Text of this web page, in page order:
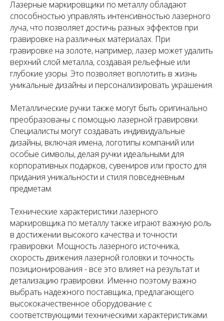
Лазерные маркировщики по металлу обладают
способностью управлять интенсивностью лазерного
луча, что позволяет достичь разных эффектов при
гравировке на различных материалах. При
гравировке на золоте, например, лазер может удалить
верхний слой металла, создавая рельефные или
глубокие узоры. Это позволяет воплотить в жизнь
уникальные дизайны и персонализировать украшения.
Металлические ручки также могут быть оригинально
преобразованы с помощью лазерной гравировки.
Специалисты могут создавать индивидуальные
дизайны, включая имена, логотипы компаний или
особые символы, делая ручки идеальными для
корпоративных подарков, сувениров или просто для
придания уникальности и стиля повседневным
предметам.
Технические характеристики лазерного
маркировщика по металлу также играют важную роль
в достижении высокого качества и точности
гравировки. Мощность лазерного источника,
скорость движения лазерной головки и точность
позиционирования - все это влияет на результат и
детализацию гравировки. Именно поэтому важно
выбрать надежного поставщика, предлагающего
высококачественное оборудование с
соответствующими техническими характеристиками.